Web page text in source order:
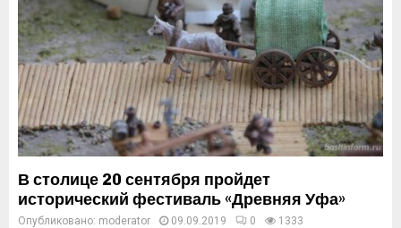
В столице 20 сентября пройдет
исторический фестиваль «Древняя Уфа»
Опубликовано: moderator 09.09.2019 0 1333